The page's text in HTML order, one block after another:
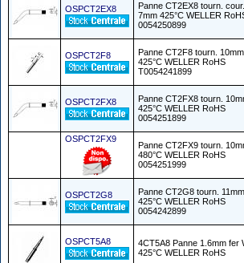
OSPCT2EX8
Panne CT2EX8 tourn.
7mm 425°C WELLER
0054250899
OSPCT2F8
Panne CT2F8 tourn.
425°C WELLER RoHS
T0054241899
OSPCT2FX8
Panne CT2FX8 tourn.
425°C WELLER RoHS
0054251899
OSPCT2FX9
Panne CT2FX9 tourn.
480°C WELLER RoHS
0054251999
OSPCT2G8
Panne CT2G8 tourn.
425°C WELLER RoHS
0054242899
OSPCT5A8
4CT5A8 Panne 1.6mm fer
425°C WELLER RoHS